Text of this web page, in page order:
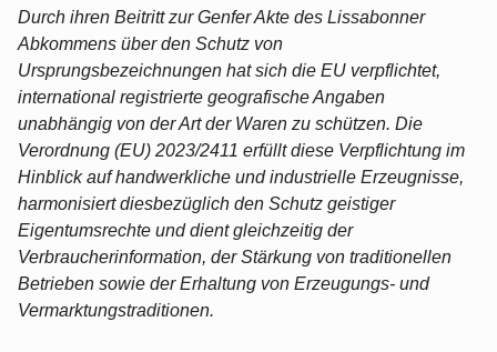
Durch ihren Beitritt zur Genfer Akte des Lissabonner
Abkommens über den Schutz von
Ursprungsbezeichnungen hat sich die EU verpflichtet,
international registrierte geografische Angaben
unabhängig von der Art der Waren zu schützen. Die
Verordnung (EU) 2023/2411 erfüllt diese Verpflichtung im
Hinblick auf handwerkliche und industrielle Erzeugnisse,
harmonisiert diesbezüglich den Schutz geistiger
Eigentumsrechte und dient gleichzeitig der
Verbraucherinformation, der Stärkung von traditionellen
Betrieben sowie der Erhaltung von Erzeugungs- und
Vermarktungstraditionen.